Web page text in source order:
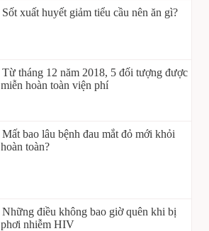
Sốt xuất huyết giảm tiểu cầu nên ăn gì?
Từ tháng 12 năm 2018, 5 đối tượng được
miễn hoàn toàn viện phí
Mất bao lâu bệnh đau mắt đỏ mới khỏi
hoàn toàn?
Những điều không bao giờ quên khi bị
phơi nhiễm HIV